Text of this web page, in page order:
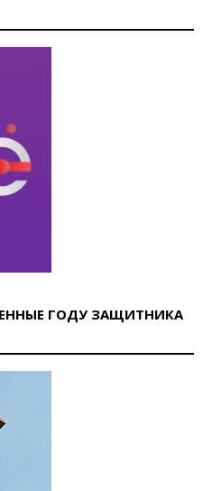
ГОДУ ЗАЩИТНИКА